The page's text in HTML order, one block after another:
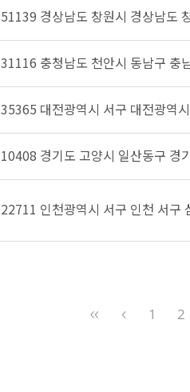
51139 경상남도 창원시 경상남도
31116 충청남도 천안시 동남구 충
35365 대전광역시 서구 대전광역
10408 경기도 고양시 일산동구 경
22711 인천광역시 서구 인천 서구
1 2